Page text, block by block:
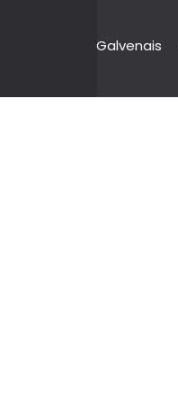
Galvenais